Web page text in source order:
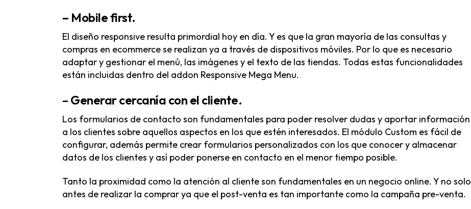
– Mobile first.
El diseño responsive resulta primordial hoy en día. Y es que la gran mayoría de las consultas y
compras en ecommerce se realizan ya a través de dispositivos móviles. Por lo que es necesario
adaptar y gestionar el menú, las imágenes y el texto de las tiendas. Todas estas funcionalidades
están incluidas dentro del addon Responsive Mega Menu.
– Generar cercanía con el cliente.
Los formularios de contacto son fundamentales para poder resolver dudas y aportar información
a los clientes sobre aquellos aspectos en los que estén interesados. El módulo Custom es fácil de
configurar, además permite crear formularios personalizados con los que conocer y almacenar
datos de los clientes y así poder ponerse en contacto en el menor tiempo posible.
Tanto la proximidad como la atención al cliente son fundamentales en un negocio online. Y no solo
antes de realizar la comprar ya que el post-venta es tan importante como la campaña pre-venta.